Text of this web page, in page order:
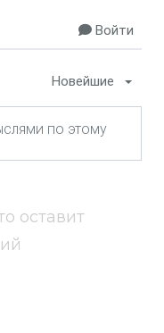
Войти
Новейшие
оставит